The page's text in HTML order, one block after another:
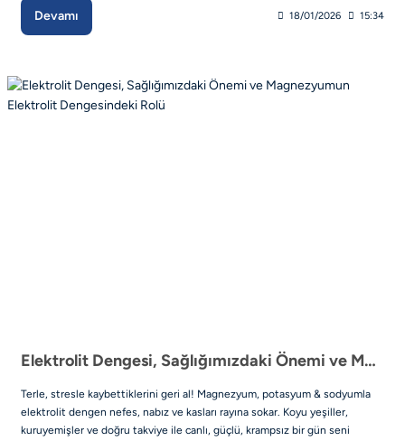
Devamı 18/01/2026 15:34
Elektrolit Dengesi, Sağlığımızdaki Önemi ve Magnezyumun Elektrolit Dengesindeki Rolü
Terle, stresle kaybettiklerini geri al! Magnezyum, potasyum & sodyumla
elektrolit dengen nefes, nabız ve kasları rayına sokar. Koyu yeşiller,
kuruyemişler ve doğru takviye ile canlı, güçlü, krampsız bir gün seni